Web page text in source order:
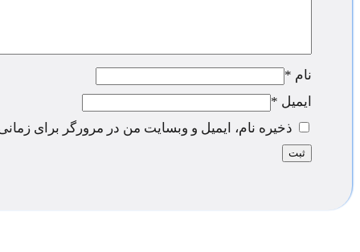
نام *
ایمیل *
ذخیره نام، ایمیل و وبسایت من در مرورگر برای